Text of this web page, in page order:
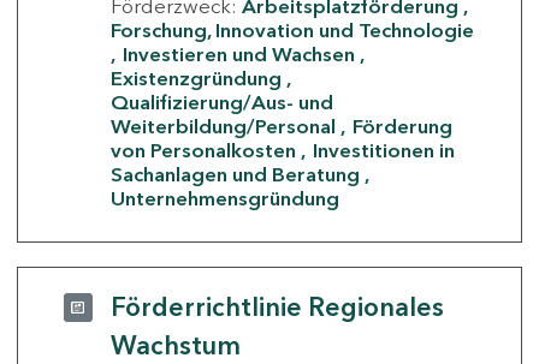
Förderzweck: Arbeitsplatzförderung
Forschung, Innovation und Technologie
Investieren und Wachsen
Existenzgründung
Qualifizierung/Aus- und
Weiterbildung/Personal
Förderung
von Personalkosten
Investitionen in
Sachanlagen und Beratung
Unternehmensgründung
Förderrichtlinie Regionales
Wachstum